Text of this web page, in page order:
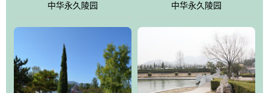
中华永久陵园 中华永久陵园